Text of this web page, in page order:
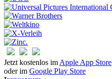
Jetzt kostenlos im Apple App Store
oder im Google Play Store